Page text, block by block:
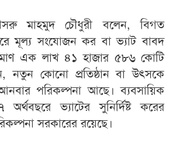
মাহমুদ চৌধুরী বলেন, বিগত
মূল্য সংযোজন কর বা ভ্যাট বাবদ
এক লাখ ৪১ হাজার ৫৮৬ কোটি
নতুন কোনো প্রতিষ্ঠান বা উৎসকে
পরিকল্পনা আছে। ব্যবসায়িক
ভ্যাটের সুনির্দিষ্ট করের
সরকারের রয়েছে।